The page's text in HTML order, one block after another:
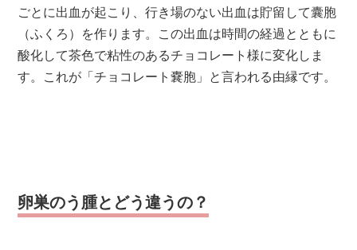
ごとに出血が起こり、行き場のない出血は貯留して囊胞
（ふくろ）を作ります。この出血は時間の経過とともに
酸化して茶色で粘性のあるチョコレート様に変化しま
す。これが「チョコレート嚢胞」と言われる由縁です。
卵巣のう腫とどう違うの？